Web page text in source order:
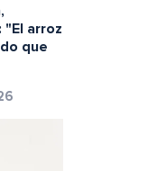
arroz
que